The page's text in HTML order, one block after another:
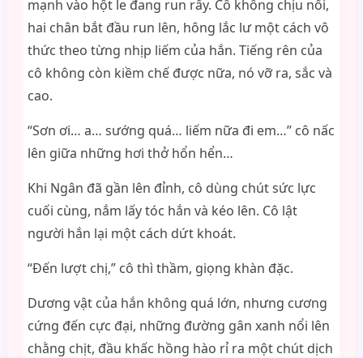
mạnh vào hột le đang run rẩy. Cô không chịu nổi,
hai chân bắt đầu run lên, hông lắc lư một cách vô
thức theo từng nhịp liếm của hắn. Tiếng rên của
cô không còn kiềm chế được nữa, nó vỡ ra, sắc và
cao.
“Sơn ơi… a… sướng quá… liếm nữa đi em…” cô nấc
lên giữa những hơi thở hổn hển…
Khi Ngân đã gần lên đỉnh, cô dùng chút sức lực
cuối cùng, nắm lấy tóc hắn và kéo lên. Cô lật
người hắn lại một cách dứt khoát.
“Đến lượt chị,” cô thì thầm, giọng khàn đặc.
Dương vật của hắn không quá lớn, nhưng cương
cứng đến cực đại, những đường gân xanh nổi lên
chằng chịt, đầu khấc hồng hào rỉ ra một chút dịch